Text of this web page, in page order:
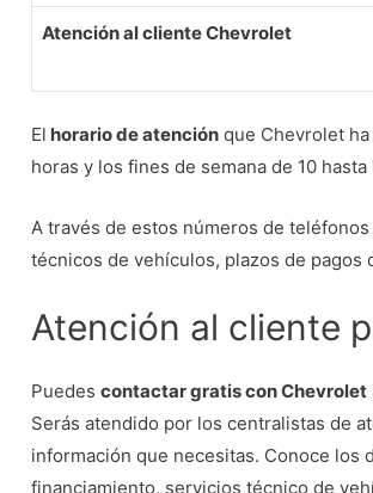
Atención al cliente Chevrolet
El horario de atención que Chevrolet
horas y los fines de semana de 10 hasta
A través de estos números de
técnicos de vehículos, plazos de pagos
Atención al cliente
Puedescontactar gratis con Chevrolet
Serás atendido por los centralistas de
información que necesitas. Conoce los
financiamiento, servicios técnico de